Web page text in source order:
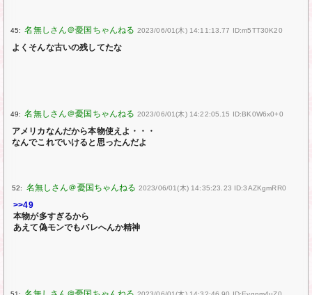
45: 2023/06/01(木) 14:11:13.77 ID:m5TT30K20
よくそんな古いの残してたな
49: 2023/06/01(木) 14:22:05.15 ID:BK0W6x0+0
アメリカなんだから本物使えよ・・・
なんでこれでいけると思ったんだよ
52: 2023/06/01(木) 14:35:23.23 ID:3AZKgmRR0
>>49
本物が多すぎるから
あえて偽モンでもバレへんか精神